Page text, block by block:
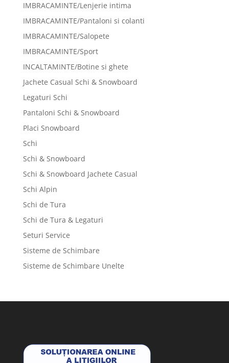
IMBRACAMINTE/Lenjerie intima
IMBRACAMINTE/Pantaloni si colanti
IMBRACAMINTE/Salopete
IMBRACAMINTE/Sport
INCALTAMINTE/Botine si ghete
Jachete Casual Schi & Snowboard
Legaturi Schi
Pantaloni Schi & Snowboard
Placi Snowboard
Schi
Schi & Snowboard
Schi & Snowboard Jachete Casual
Schi Alpin
Schi de Tura
Schi de Tura & Legaturi
Seturi Service
Sisteme de Schimbare
Sisteme de Schimbare Unelte